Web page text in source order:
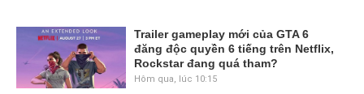
Trailer gameplay mới của GTA 6
đăng độc quyền 6 tiếng trên Netflix,
Rockstar đang quá tham?
Hôm qua, lúc 10:15